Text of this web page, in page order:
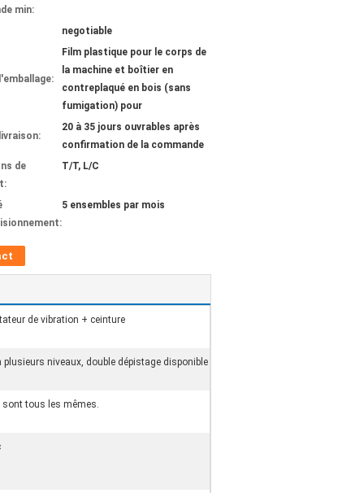
min:
negotiable
Film plastique pour le corps de
la machine et boîtier en
contreplaqué en bois (sans
fumigation) pour
20 à 35 jours ouvrables après
confirmation de la commande
de
T/T, L/C
5 ensembles par mois
de vibration + ceinture
plusieurs niveaux, double dépistage disponible
sont tous les mêmes.